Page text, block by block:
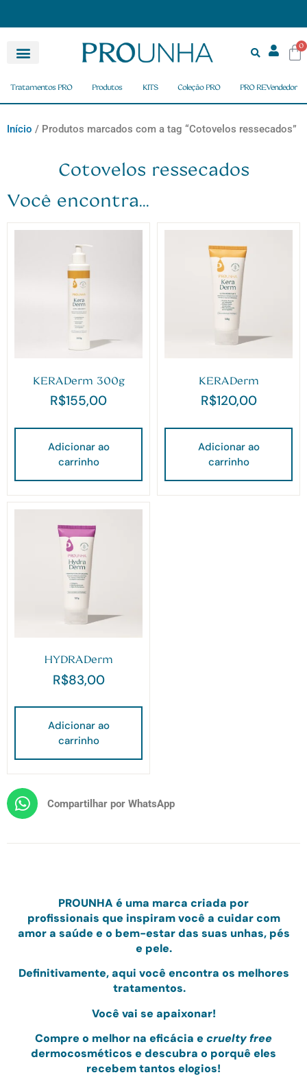
0
Tratamentos PRO Produtos KITS Coleção PRO PRO REVendedor
Início / Produtos marcados com a tag “Cotovelos ressecados”
Cotovelos ressecados
Você encontra...
KERADerm 300g
R$155,00
Adicionar ao
carrinho
KERADerm
R$120,00
Adicionar ao
carrinho
HYDRADerm
R$83,00
Adicionar ao
carrinho
Compartilhar por WhatsApp
PROUNHA é uma marca criada por
profissionais que inspiram você a cuidar com
amora saúde e o bem-estar das suas unhas, pés
e pele.
Definitivamente, aqui você encontra os melhores
tratamentos.
Você vai se apaixonar!
Compre o melhor na eficácia e cruelty free
dermocosméticos e descubra o porquê eles
recebem tantos elogios!